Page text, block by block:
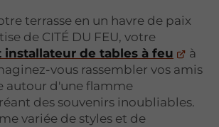
terrasse en un havre de paix
de CITÉ DU FEU, votre
de tables à feu
à
vous rassembler vos amis
autour d'une flamme
des souvenirs inoubliables.
variée de styles et de